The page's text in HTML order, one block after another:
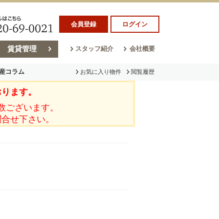
会員登録 ログイン
賃貸管理 スタッフ紹介 会社概要
コラム
ム
お気に入り物件 閲覧履歴
ます。
ざいます。
せ下さい。